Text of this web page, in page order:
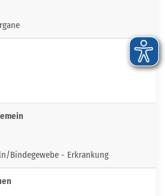
Bindegewebe - Erkrankung